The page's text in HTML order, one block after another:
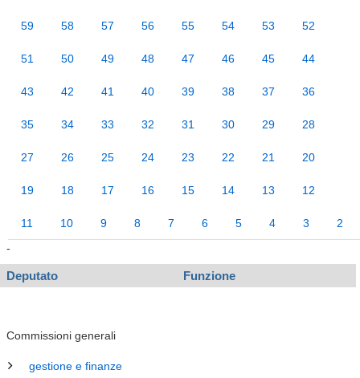
59 58 57 56 55 54 53 52
51 50 49 48 47 46 45 44
43 42 41 40 39 38 37 36
35 34 33 32 31 30 29 28
27 26 25 24 23 22 21 20
19 18 17 16 15 14 13 12
11 10 9 8 7 6 5 4 3
2
-
Deputato Funzione
Commissioni generali
gestione e finanze